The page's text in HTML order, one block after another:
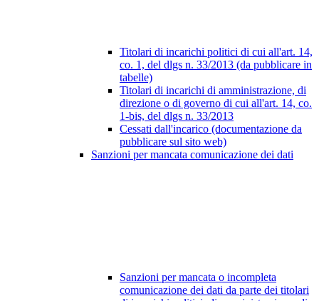
Titolari di incarichi politici di cui all'art. 14,
co. 1, del dlgs n. 33/2013 (da pubblicare in
tabelle)
Titolari di incarichi di amministrazione, di
direzione o di governo di cui all'art. 14, co.
1-bis, del dlgs n. 33/2013
Cessati dall'incarico (documentazione da
pubblicare sul sito web)
Sanzioni per mancata comunicazione dei dati
Sanzioni per mancata o incompleta
comunicazione dei dati da parte dei titolari